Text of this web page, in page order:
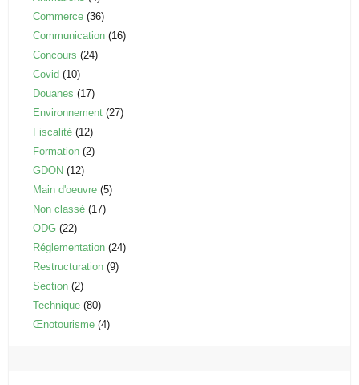
Commerce (36)
Communication (16)
Concours (24)
Covid (10)
Douanes (17)
Environnement (27)
Fiscalité (12)
Formation (2)
GDON (12)
Main d'oeuvre (5)
Non classé (17)
ODG (22)
Réglementation (24)
Restructuration (9)
Section (2)
Technique (80)
Œnotourisme (4)